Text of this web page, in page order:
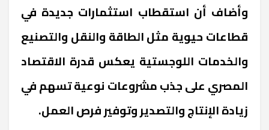
وأضاف أن استقطاب استثمارات جديدة في
قطاعات حيوية مثل الطاقة والنقل والتصنيع
والخدمات اللوجستية يعكس قدرة الاقتصاد
المصري على جذب مشروعات نوعية تسهم في
زيادة الإنتاج والتصدير وتوفير فرص العمل.